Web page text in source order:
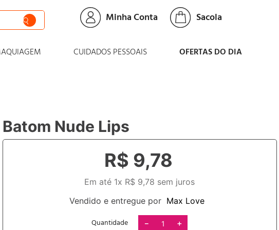
Minha Conta
CUIDADOS PESSOAIS OFERTAS DO DIA
Batom Nude Lips
R$ 9,78
Em até 1x R$ 9,78 sem juros
Vendido e entregue por Max Love
Quantidade ＋
－